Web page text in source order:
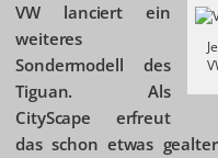
VW lanciert ein
weiteres
Sondermodell des
Tiguan. Als
CityScape erfreut
das schon etwas